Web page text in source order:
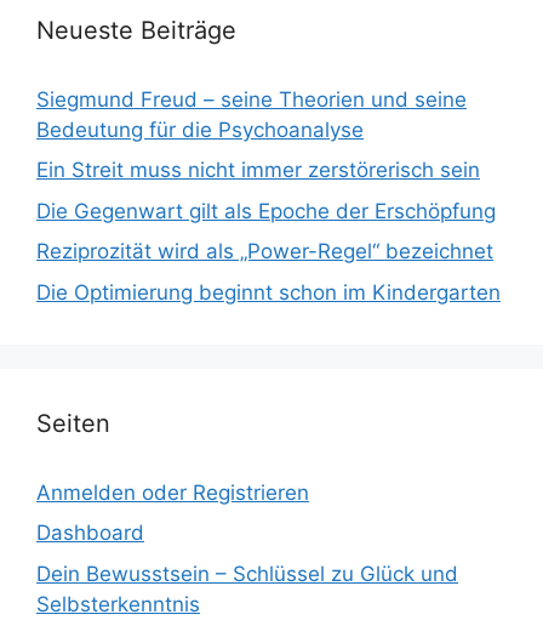
Neueste Beiträge
Siegmund Freud – seine Theorien und seine
Bedeutung für die Psychoanalyse
Ein Streit muss nicht immer zerstörerisch sein
Die Gegenwart gilt als Epoche der Erschöpfung
Reziprozität wird als „Power-Regel“ bezeichnet
Die Optimierung beginnt schon im Kindergarten
Seiten
Anmelden oder Registrieren
Dashboard
Dein Bewusstsein – Schlüssel zu Glück und
Selbsterkenntnis